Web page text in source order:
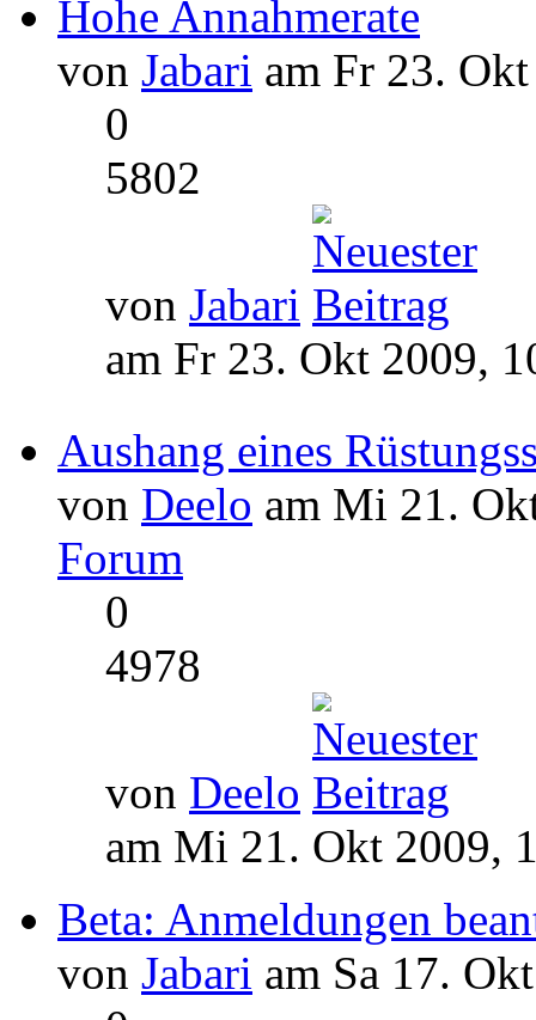
Hohe Annahmerate
von Jabari am Fr 23.
0
5802
von Jabari
am Fr 23. Okt 2009,
Aushang eines
von Deelo am Mi 21.
Forum
0
4978
von Deelo
am Mi 21. Okt 2009,
Beta: Anmeldungen
von Jabari am Sa 17.